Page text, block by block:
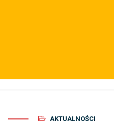
AKTUALNOŚCI